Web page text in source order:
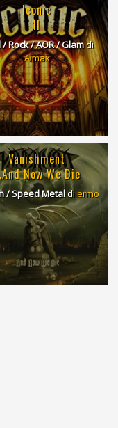
Iconic
II
Rock / AOR / Glamdi
Aimax
Vanishment
Now We Die
/ Speed Metaldiermo